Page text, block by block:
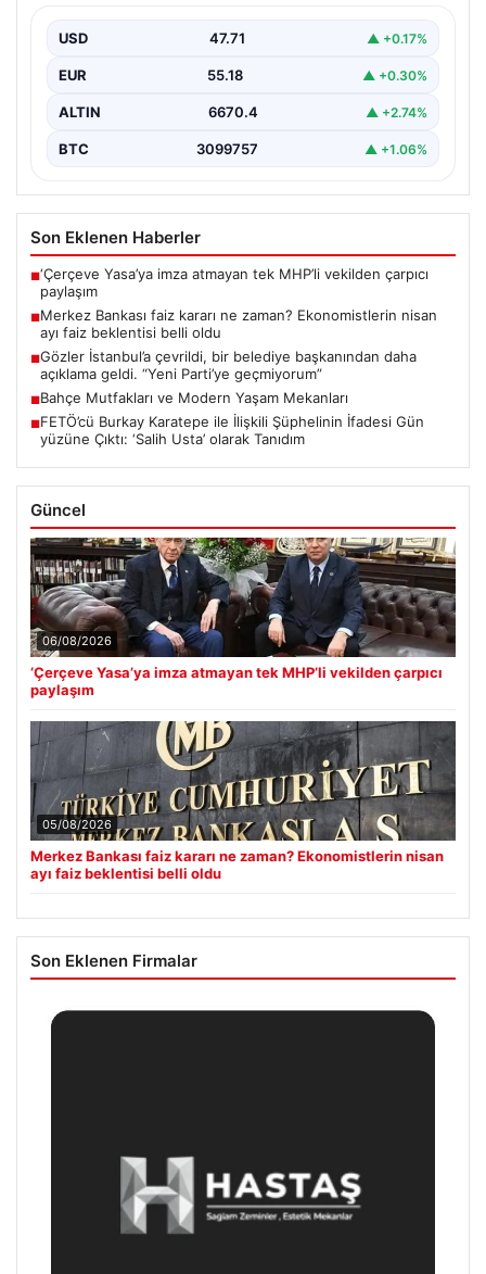
USD 47.71 ▲ +0.17%
EUR 55.18 ▲ +0.30%
ALTIN 6670.4 ▲ +2.74%
BTC 3099757 ▲ +1.06%
Son Eklenen Haberler
■‘Çerçeve Yasa’ya imza atmayan tek MHP’li vekilden çarpıcı
paylaşım
■Merkez Bankası faiz kararı ne zaman? Ekonomistlerin nisan
ayı faiz beklentisi belli oldu
■Gözler İstanbul’a çevrildi, bir belediye başkanından daha
açıklama geldi. “Yeni Parti’ye geçmiyorum”
■Bahçe Mutfakları ve Modern Yaşam Mekanları
■FETÖ’cü Burkay Karatepe ile İlişkili Şüphelinin İfadesi Gün
yüzüne Çıktı: ‘Salih Usta’ olarak Tanıdım
Güncel
06/08/2026
‘Çerçeve Yasa’ya imza atmayan tek MHP’li vekilden çarpıcı
paylaşım
05/08/2026
Merkez Bankası faiz kararı ne zaman? Ekonomistlerin nisan
ayı faiz beklentisi belli oldu
Son Eklenen Firmalar